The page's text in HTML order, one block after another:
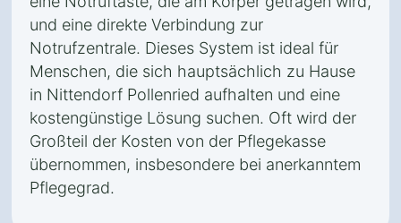
und eine direkte Verbindung zur
Notrufzentrale. Dieses System ist ideal für
Menschen, die sich hauptsächlich zu Hause
in Nittendorf Pollenried aufhalten und eine
kostengünstige Lösung suchen. Oft wird der
Großteil der Kosten von der Pflegekasse
übernommen, insbesondere bei anerkanntem
Pflegegrad.